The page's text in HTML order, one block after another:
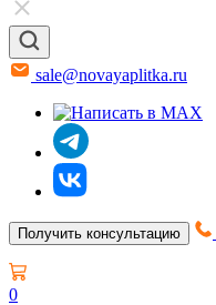
sale@novayaplitka.ru
Получить консультацию
0